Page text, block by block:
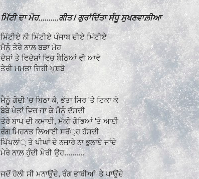
ਮਿੱਟੀ ਦਾ ਮੋਹ..........ਗੀਤ / ਗੁਰਾਂਦਿੱਤਾ ਸੰਧੂ ਸੁਖਣਵਾਲ਼ੀਆ
ਮਿੱਟੀਏ ਨੀ ਮਿੱਟੀਏ ਪੰਜਾਬ ਦੀਏ ਮਿੱਟੀਏ
ਮੈਨੂੰ ਤੇਰੇ ਨਾਲ਼ ਬੜਾ ਮੋਹ
ਦੇਸ਼ਾਂ ਤੇ ਵਿਦੇਸ਼ਾਂ ਵਿਚ ਬੈਠਿਆਂ ਵੀ ਆਵੇ
ਤੇਰੀ ਮਮਤਾ ਜਿਹੀ ਖੁ਼ਸ਼ਬੋ
ਮੈਨੂੰ ਗੋਦੀ 'ਚ ਬਿਠਾ ਕੇ, ਭੱਤਾ ਸਿਰ 'ਤੇ ਟਿਕਾ ਕੇ
ਬੇਬੇ ਖੇਤਾਂ ਵਿਚ ਜਾ ਕੇ ਮੈਨੂੰ ਦੱਸਦੀ
ਤੇਰੇ ਬਾਪ ਦੀ ਕਮਾਈ, ਮੱਕੀ ਗੋਭਿਆਂ 'ਤੇ ਆਈ
ਰੰਗ ਮਿਹਨਤ ਲਿਆਈ ਸਰੋਂ੍ਹ ਹੱਸਦੀ
ਪਿੱਪਲਾਂ਼ ਤੇ ਪੀਘਾਂ ਦੇ ਨਜ਼ਾਰੇ ਨਾ ਭੁਲਾਏ ਜਾਂਦੇ
ਮੇਰੇ ਨਾਲ਼ ਹੁੰਦੀ ਮੇਰੀ ਉਹ..........
ਜਦੋਂ ਹੋਲੀ ਸੀ ਮਨਾਉਂਦੇ, ਰੰਗ ਭਾਬੀਆਂ 'ਤੇ ਪਾਉਂਦੇ